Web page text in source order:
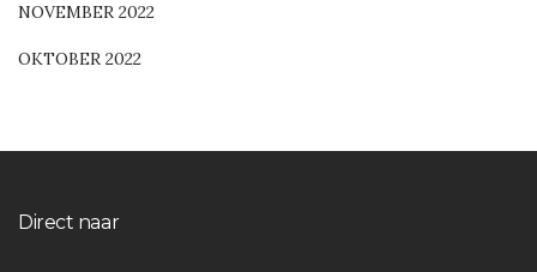
NOVEMBER 2022
OKTOBER 2022
Direct naar